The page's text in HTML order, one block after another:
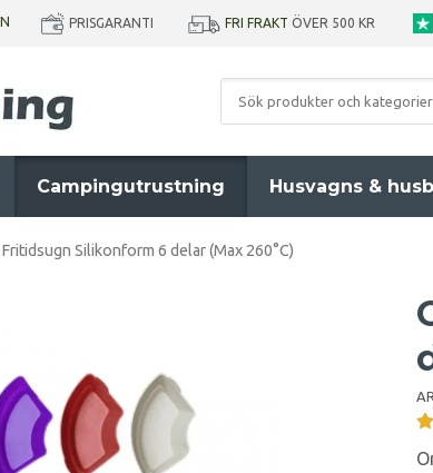
PRISGARANTI FRI FRAKT ÖVER 500 KR
Campingutrustning Husvagns &
Silikonform 6 delar (Max 260°C)